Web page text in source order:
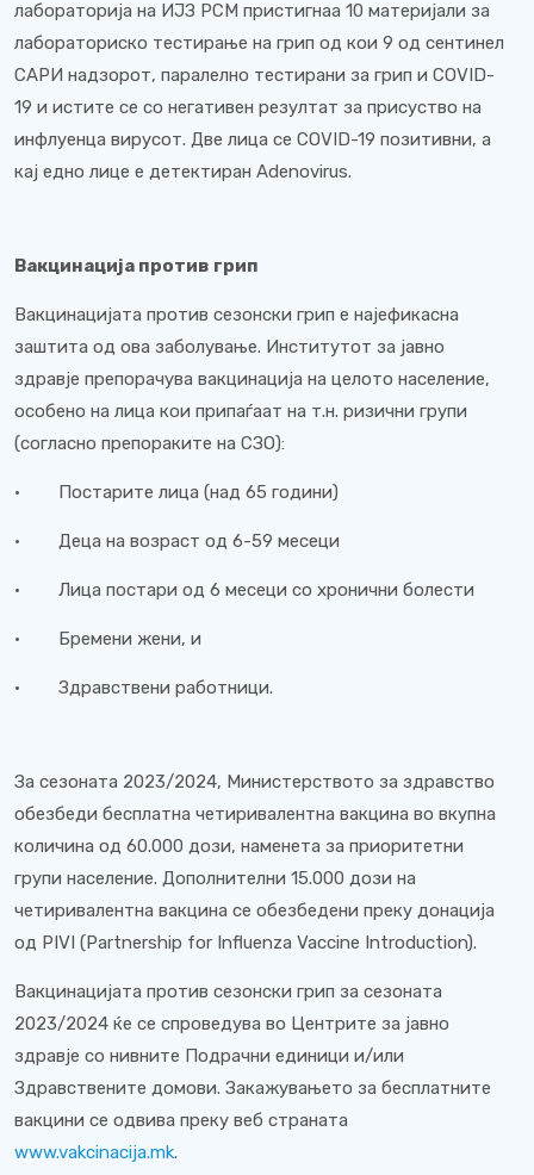
лабораторија на ИЈЗ РСМ пристигнаа 10 материјали за
лабораториско тестирање на грип од кои 9 од сентинел
САРИ надзорот, паралелно тестирани за грип и COVID-
19 и истите се со негативен резултат за присуство на
инфлуенца вирусот. Две лица се COVID-19 позитивни, а
кај едно лице е детектиран Adenovirus.
Вакцинација против грип
Вакцинацијата против сезонски грип е најефикасна
заштита од ова заболување. Институтот за јавно
здравје препорачува вакцинација на целото население,
особено на лица кои припаѓаат на т.н. ризични групи
(согласно препораките на СЗО):
· Постарите лица (над 65 години)
· Деца на возраст од 6-59 месеци
· Лица постари од 6 месеци со хронични болести
· Бремени жени, и
· Здравствени работници.
За сезоната 2023/2024, Министерството за здравство
обезбеди бесплатна четиривалентна вакцина во вкупна
количина од 60.000 дози, наменета за приоритетни
групи население. Дополнителни 15.000 дози на
четиривалентна вакцина се обезбедени преку донација
од PIVI (Partnership for Influenza Vaccine Introduction).
Вакцинацијата против сезонски грип за сезоната
2023/2024 ќе се спроведува во Центрите за јавно
здравје со нивните Подрачни единици и/или
Здравствените домови. Закажувањето за бесплатните
вакцини се одвива преку веб страната
www.vakcinacija.mk.